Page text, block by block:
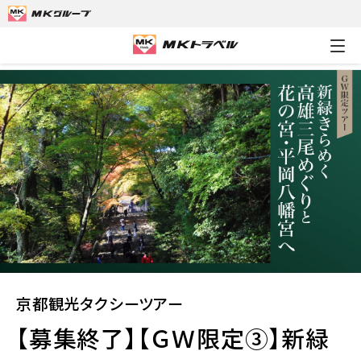
京都観光タクシーツアー 【募集終了】【ＧＷ
京都観光タクシーツアー
【募集終了】【ＧＷ限定③】新緑